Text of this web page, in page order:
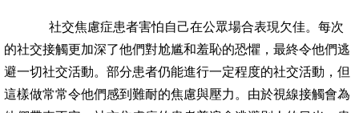
社交焦慮症患者害怕自己在公眾場合表現欠佳。每次
的社交接觸更加深了他們對尬尴和羞恥的恐懼，最終令他們逃
避一切社交活動。部分患者仍能進行一定程度的社交活動，但
這樣做常常令他們感到難耐的焦慮與壓力。由於視線接觸會為